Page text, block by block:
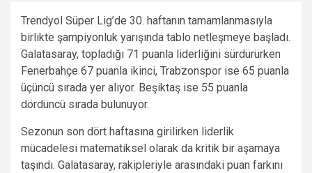
Trendyol Süper Lig’de 30. haftanın tamamlanmasıyla
birlikte şampiyonluk yarışında tablo netleşmeye başladı.
Galatasaray, topladığı 71 puanla liderliğini sürdürürken
Fenerbahçe 67 puanla ikinci, Trabzonspor ise 65 puanla
üçüncü sırada yer alıyor. Beşiktaş ise 55 puanla
dördüncü sırada bulunuyor.
Sezonun son dört haftasına girilirken liderlik
mücadelesi matematiksel olarak da kritik bir aşamaya
taşındı. Galatasaray, rakipleriyle arasındaki puan farkını